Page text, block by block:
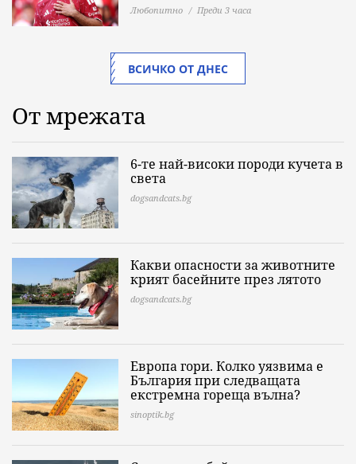
Любопитно Преди 3 часа
ВСИЧКО ОТ ДНЕС
От мрежата
6-те най-високи породи кучета в
света
dogsandcats.bg
Какви опасности за животните
крият басейните през лятото
dogsandcats.bg
Европа гори. Колко уязвима е
България при следващата
екстремна гореща вълна?
sinoptik.bg